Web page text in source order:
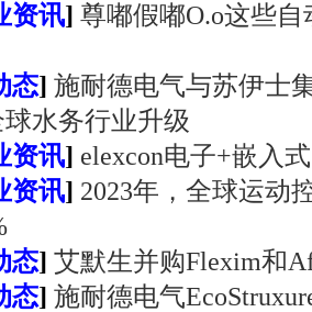
资讯] 尊嘟假嘟O.o这些
态] 施耐德电气与苏伊士
水务行业升级
资讯] elexcon电子+嵌入
资讯] 2023年，全球运动
态] 艾默生并购Flexim和
态] 施耐德电气